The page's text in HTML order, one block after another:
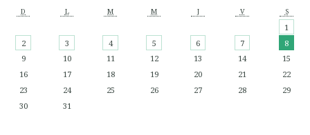
D L M M J V S
1
2
3 4 5 6 7
8
9
10 11 12 13 14
15
16
17 18 19 20 21
22
23
24 25 26 27 28
29
30
31